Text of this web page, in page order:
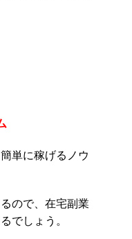
単に稼げるノウ
ので、在宅副業
でしょう。